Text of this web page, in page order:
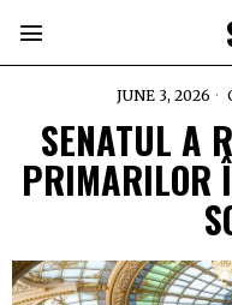
JUNE 3, 2026
SENATUL A
PRIMARILOR